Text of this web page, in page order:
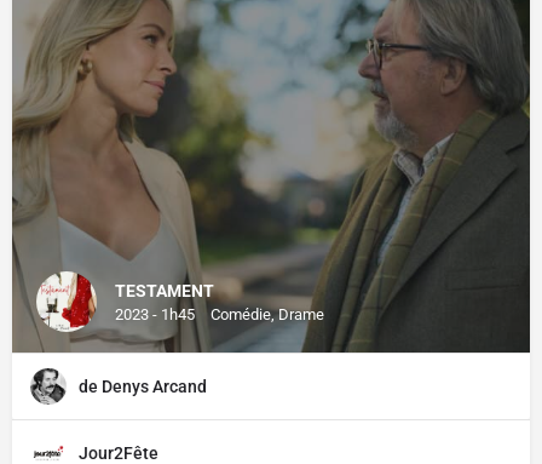
TESTAMENT
2023 - 1h45 Comédie, Drame
de Denys Arcand
Jour2Fête